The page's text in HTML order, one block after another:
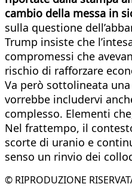
cambio della messa in
sulla questione
Trump insiste che
compromessi che
rischio di rafforzare
Va però sottolineata
vorrebbe includervi
complesso. Elementi
Nel frattempo, il
scorte di uranio e
senso un rinvio dei
© RIPRODUZIONE